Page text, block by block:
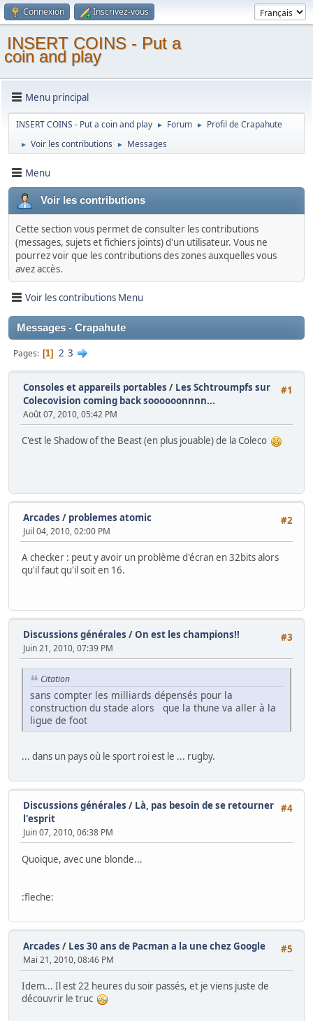
Connexion Inscrivez-vous
INSERT COINS - Put a
coin and play
Menu principal
INSERT COINS - Put a coin and play ► Forum ► Profil de Crapahute
► Voir les contributions ► Messages
Menu
Voir les contributions
Cette section vous permet de consulter les contributions
(messages, sujets et fichiers joints) d'un utilisateur. Vous ne
pourrez voir que les contributions des zones auxquelles vous
avez accès.
Voir les contributions Menu
Messages - Crapahute
Pages 1 2 3
#1
Consoles et appareils portables / Les Schtroumpfs sur
Colecovision coming back soooooonnnn...
Août 07, 2010, 05:42 PM
C'est le Shadow of the Beast (en plus jouable) de la Coleco
#2
Arcades / problemes atomic
Juil 04, 2010, 02:00 PM
A checker : peut y avoir un problème d'écran en 32bits alors
qu'il faut qu'il soit en 16.
#3
Discussions générales /On est les champions!!
Juin 21, 2010, 07:39 PM
Citation
sans compter les milliards dépensés pour la
construction du stade alors que la thune va aller à la
ligue de foot
... dans un pays où le sport roi est le ... rugby.
#4
Discussions générales / Là, pas besoin de se retourner
l'esprit
Juin 07, 2010, 06:38 PM
Quoique, avec une blonde...
:fleche:
#5
Arcades / Les 30 ans de Pacman a la une chez Google
Mai 21, 2010, 08:46 PM
Idem... Il est 22 heures du soir passés, et je viens juste de
découvrir le truc